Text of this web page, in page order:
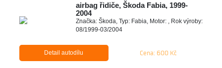
airbag řidiče, Škoda Fabia, 1999-
2004
Značka: Škoda, Typ: Fabia, Motor: , Rok výroby:
08/1999-03/2004
Detail autodílu Cena: 600 Kč